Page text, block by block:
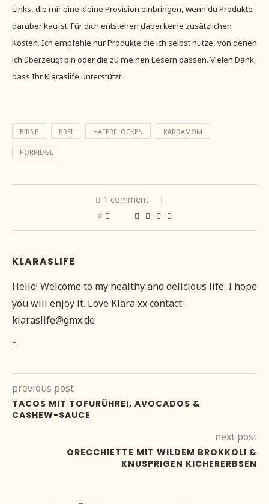
Links, die mir eine kleine Provision einbringen, wenn du Produkte
darüber kaufst. Für dich entstehen dabei keine zusätzlichen
Kosten. Ich empfehle nur Produkte die ich selbst nutze, von denen
ich überzeugt bin oder die zu meinen Lesern passen. Vielen Dank,
dass Ihr Klaraslife unterstützt.
BIRNE BREI HAFERFLOCKEN KARDAMOM
PORRIDGE
1 comment
0
KLARASLIFE
Hello! Welcome to my healthy and delicious life. I hope
you will enjoy it. Love Klara xx contact:
klaraslife@gmx.de
previous post
TACOS MIT TOFURÜHREI, AVOCADOS &
CASHEW-SAUCE
next post
ORECCHIETTE MIT WILDEM BROKKOLI &
KNUSPRIGEN KICHERERBSEN